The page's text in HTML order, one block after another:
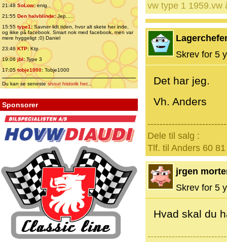
21:48 SoLow:enig..
21:55 Den halvblinde:Jep.....
15:55 type1:Savner lidt tiden, hvor alt skete her inde,
og ikke på facebook. Smart nok med facebook, men var
mere hyggeligt ;0) Daniel
23:46 KTP:Ktp
19:06jbl:Type 3
17:05tobje1000: Tobje1000
Du kan se senesteshout historik her...
Sponsorer
vw type 1 1959.vw
Skrev for 5
Det har jeg.
Vh. Anders
Dele til salg :
Tlf. til Anders 60
jrgen
Skrev for 5
Hvad skal du